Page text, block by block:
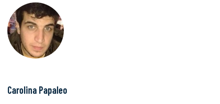
Carolina Papaleo